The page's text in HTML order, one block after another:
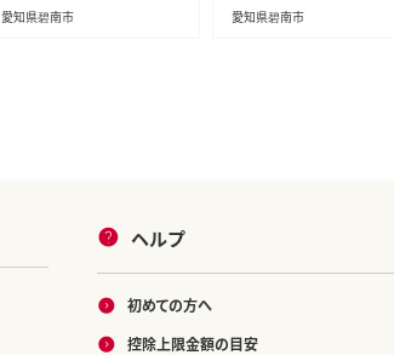
愛知県碧南市
ナッツ ジャイアントコーン
愛知県碧南市
ヘルプ
初めての方へ
控除上限金額の目安